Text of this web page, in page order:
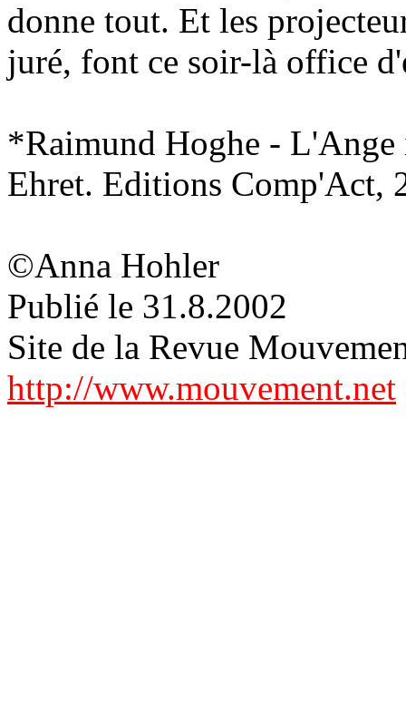
donne tout. Et les
juré, font ce soir-là office
*Raimund Hoghe - L'Ange
Ehret. Editions Comp'Act,
©Anna Hohler
Publié le 31.8.2002
Site de la Revue
http://www.mouvement.net